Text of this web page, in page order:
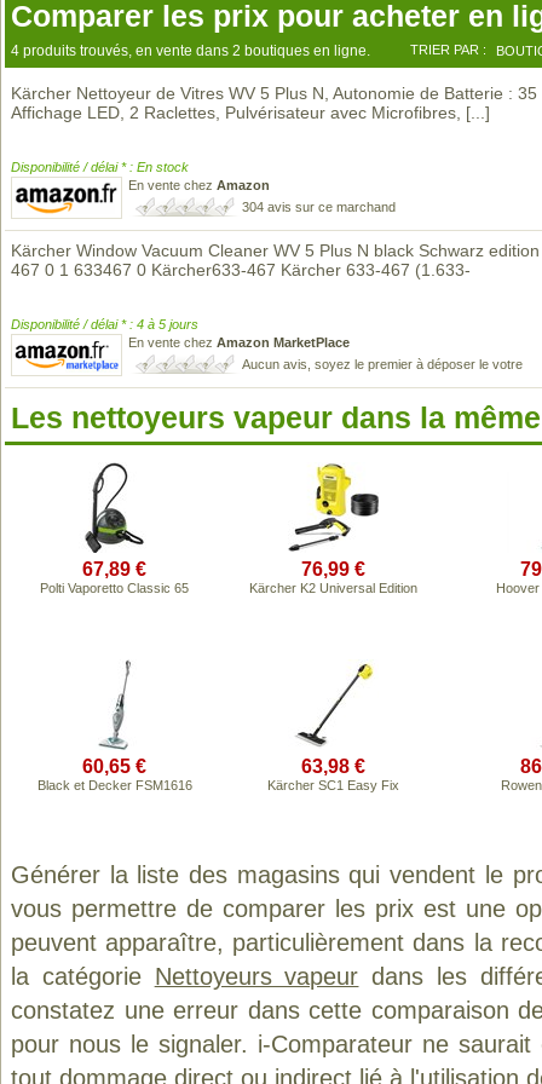
Comparer les prix pour acheter en
4 produits trouvés, en vente dans 2 boutiques en ligne. TRIER PAR :
Kärcher Nettoyeur de Vitres WV 5 Plus N, Autonomie de Batterie : 35
Affichage LED, 2 Raclettes, Pulvérisateur avec Microfibres, [...]
Disponibilité / délai * : En stock
En vente chez Amazon
304 avis sur ce marchand
Kärcher Window Vacuum Cleaner WV 5 Plus N black Schwarz
467 0 1 633467 0 Kärcher633-467 Kärcher 633-467 (1.633-
Disponibilité / délai * : 4 à 5 jours
En vente chez Amazon MarketPlace
Aucun avis, soyez le premier à déposer le votre
Les nettoyeurs vapeur dans la
67,89 €
Polti Vaporetto Classic 65
76,99 €
Kärcher K2 Universal Edition
60,65 €
Black et Decker FSM1616
63,98 €
Kärcher SC1 Easy Fix
Générer la liste des magasins qui vendent le
vous permettre de comparer les prix est une
peuvent apparaître, particulièrement dans la
la catégorie Nettoyeurs vapeur dans les
constatez une erreur dans cette comparaison
pour nous le signaler. i-Comparateur ne
tout dommage direct ou indirect lié à l'utilisation